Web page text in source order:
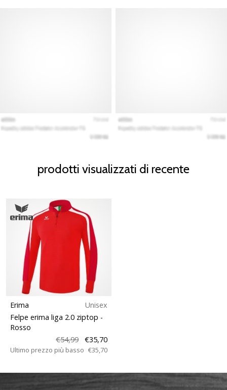
prodotti visualizzati di recente
Erima
Unisex
Felpe erima liga 2.0 ziptop -
Rosso
€54,99
€35,70
Ultimo prezzo più basso €35,70